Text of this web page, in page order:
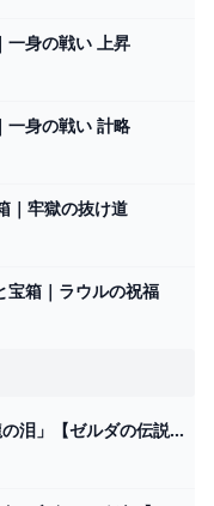
一身の戦い 上昇
一身の戦い 計略
｜牢獄の抜け道
宝箱｜ラウルの祝福
マスターソード抜くまで実況。pt2「龍の泪」【ゼルダの伝説ティアーズオブザキングダム ティアキン】 - YouTube